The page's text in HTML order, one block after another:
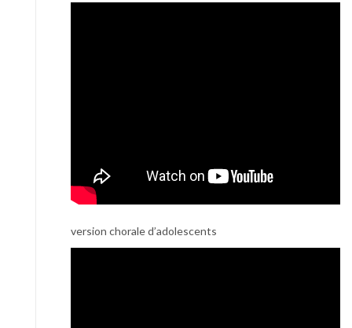
version chorale d’adolescents